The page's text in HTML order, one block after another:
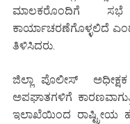
ಮಾಲಕರೊಂದಿಗೆ
ಕಾರ್ಯಾಚರಣೆಗೊಳ್ಳಲಿದೆ
ತಿಳಿಸಿದರು.
ಜಿಲ್ಲಾ ಪೊಲೀಸ್
ಅಪಘಾತಗಳಿಗೆ
ಇಲಾಖೆಯಿಂದ ರಾಷ್ಟ್ರೀಯ